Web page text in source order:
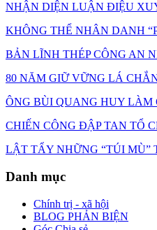
NHẬN DIỆN LUẬN ĐIỆU
KHÔNG THỂ NHÂN DANH
BẢN LĨNH THÉP CÔNG AN
80 NĂM GIỮ VỮNG LÁ
ÔNG BÙI QUANG HUY
CHIẾN CÔNG ĐẬP TAN TỔ
LẬT TẨY NHỮNG “TÚI MÙ”
Danh mục
Chính trị - xã hội
BLOG PHẢN BIỆN